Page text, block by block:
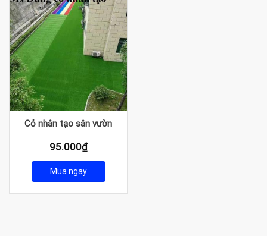
Cỏ nhân tạo sân vườn
95.000₫
Mua ngay